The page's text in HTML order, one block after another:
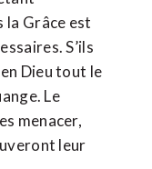
la Grâce est
S’ils
Dieu tout le
Le
menacer,
leur